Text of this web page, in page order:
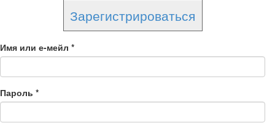
Зарегистрироваться
Имя или е-мейл *
Пароль *